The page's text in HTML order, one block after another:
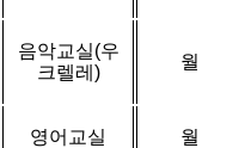
음악교실(우
크렐레 )
월
영어교실 월